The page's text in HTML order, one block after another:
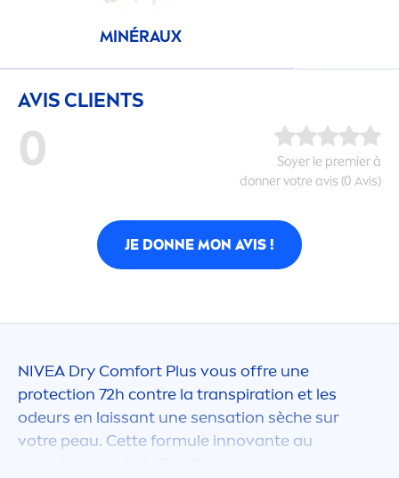
MINÉRAUX
AVIS CLIENTS
0
Soyer le premier à
donner votre avis (0 Avis)
JE DONNE MON AVIS !
NIVEA Dry Comfort Plus vous offre une
protection 72h contre la transpiration et les
odeurs en laissant unesensation sèche sur
votre peau. Cette formule innovante au